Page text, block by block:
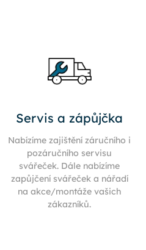
Servis a zápůjčka
Nabízíme zajištění záručního i
pozáručního servisu
svářeček. Dále nabízíme
zapůjčení svářeček a nářadí
na akce/montáže vašich
zákazníků.